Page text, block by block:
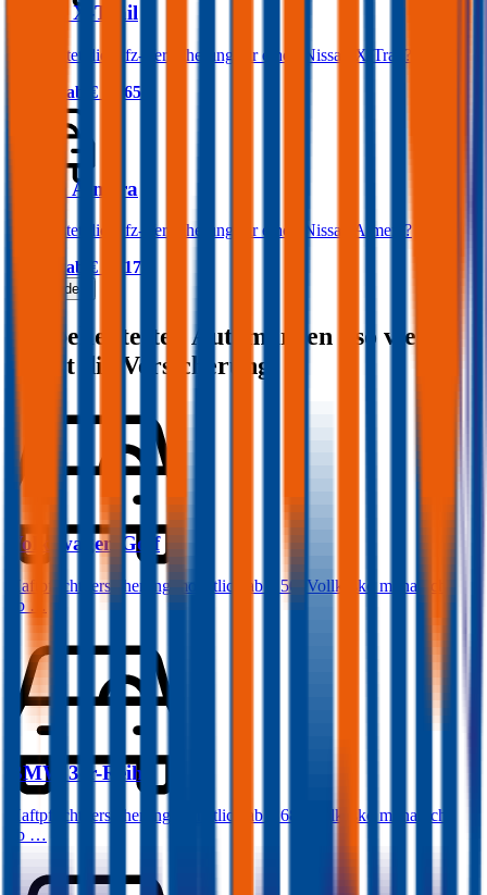
Nissan X-Trail
Was kostet die Kfz-Versicherung für einen Nissan X-Trail?
Prämie ab
€ 83,65
Nissan Almera
Was kostet die Kfz-Versicherung für einen Nissan Almera?
Prämie ab
€ 43,17
Mehr laden
Die beliebtesten Automarken - so viel
kostet die Versicherung:
Volkswagen Golf
Haftpflichtversicherung monatlich ab € 50,Vollkasko monatlich
ab …
BMW 3er-Reihe
Haftpflichtversicherung monatlich ab € 68
Vollkasko monatlich
ab …